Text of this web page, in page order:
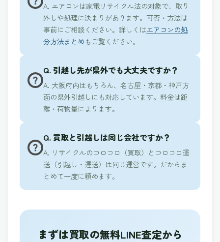
A. エアコンは家電リサイクル法の対象で、取り
外しや処理に決まりがあります。可否・方法は
事前にご相談ください。詳しくはエアコンの処
分方法まとめもご覧ください。
Q. 引越し先が県外でも大丈夫ですか？
A. 大阪府内はもちろん、名古屋・京都・神戸方
面の県外引越しにも対応しています。料金は距
離・荷物量によります。
Q. 買取と引越しは同じ会社ですか？
A. リサイクルのコロコロ（買取）とコロコロ運
送（引越し・運送）は同じ運営です。だからま
とめて一度に頼めます。
まずは買取の無料LINE査定から